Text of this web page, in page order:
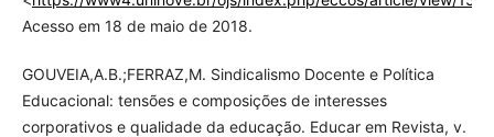
Acesso em 18 de maio de 2018.
GOUVEIA,A.B.;FERRAZ,M. Sindicalismo Docente e Política
Educacional: tensões e composições de interesses
corporativos e qualidade da educação. Educar em Revista, v.